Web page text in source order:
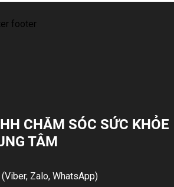
CHĂM SÓC SỨC KHỎE
TÂM
Zalo, WhatsApp)